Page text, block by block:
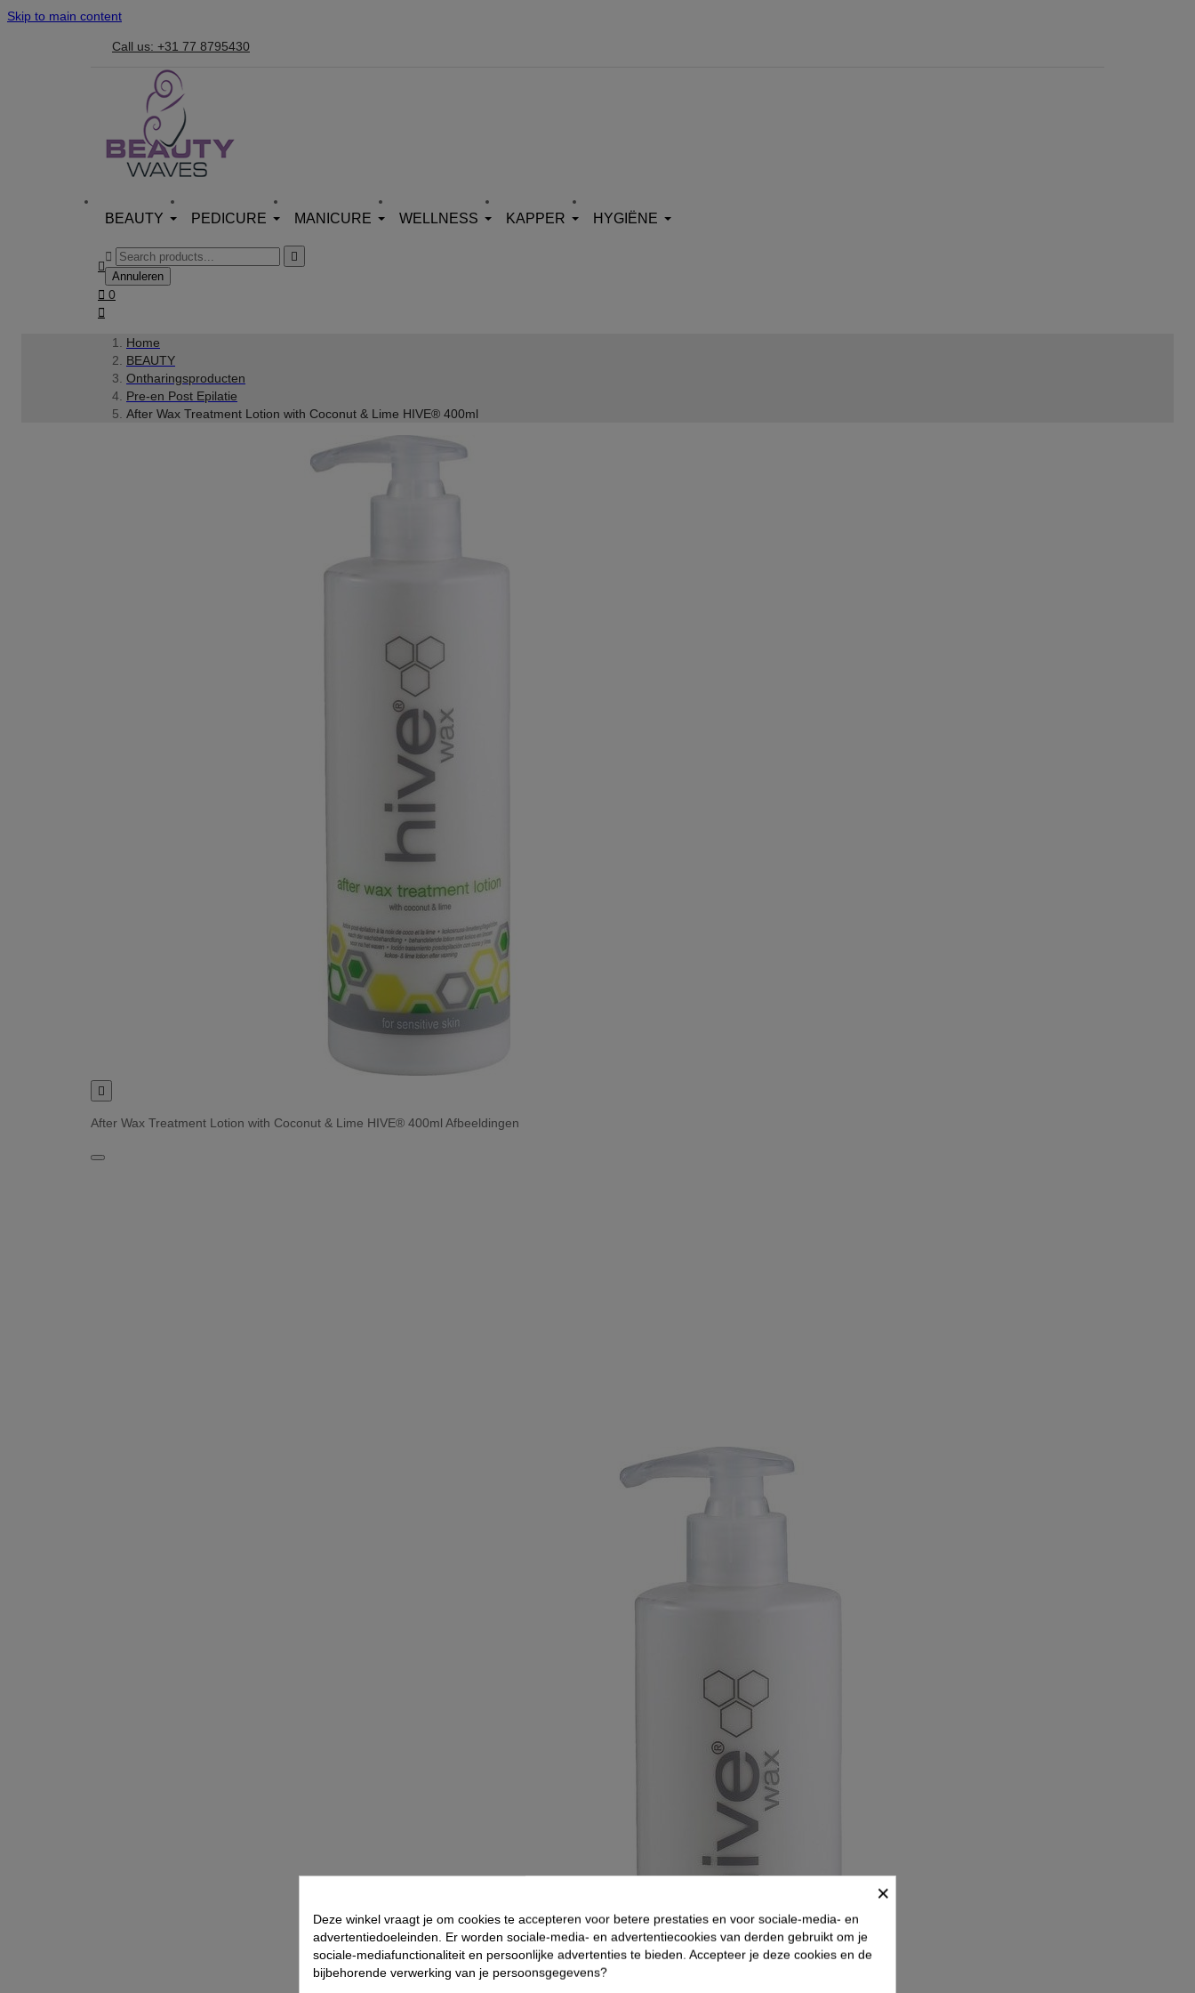
Skip to main content
Call us: +31 77 8795430
BEAUTY PEDICURE MANICURE WELLNESS KAPPER HYGIËNE



Annuleren
 0

Home
BEAUTY
Ontharingsproducten
Pre-en Post Epilatie
After Wax Treatment Lotion with Coconut & Lime HIVE® 400ml

After Wax Treatment Lotion with Coconut & Lime HIVE® 400ml Afbeeldingen
×
Deze winkel vraagt je om cookies te accepteren voor betere prestaties en voor sociale-media- en
advertentiedoeleinden. Er worden sociale-media- en advertentiecookies van derden gebruikt om je
sociale-mediafunctionaliteit en persoonlijke advertenties te bieden. Accepteer je deze cookies en de
bijbehorende verwerking van je persoonsgegevens?